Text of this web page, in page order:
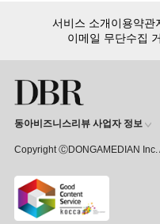
15,000여 건의 DBR 콘텐츠를
서비스 소개이용약관
이메일 무단수집
동아비즈니스리뷰 사업자 정보
Copyright ⒸDONGAMEDIAN Inc.